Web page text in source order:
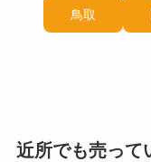
鳥取
近所でも売って